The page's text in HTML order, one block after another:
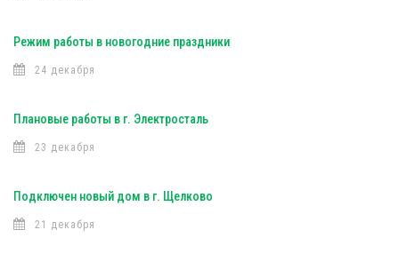
Режим работы в новогодние праздники
24 декабря
Плановые работы в г. Электросталь
23 декабря
Подключен новый дом в г. Щелково
21 декабря